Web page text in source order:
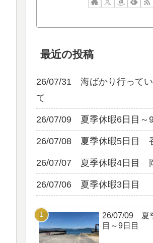
最近の投稿
26/07/31 海ばかり行って
て
26/07/09 夏季休暇6日目～
26/07/08 夏季休暇5日目
26/07/07 夏季休暇4日目
26/07/06 夏季休暇3日目
26/07/09 夏
目～9日目